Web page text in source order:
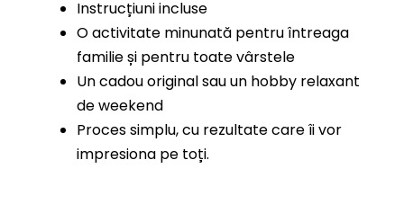
Instrucțiuni incluse
O activitate minunată pentru întreaga
familie și pentru toate vârstele
Un cadou original sau un hobby relaxant
de weekend
Proces simplu, cu rezultate care îi vor
impresiona pe toți.